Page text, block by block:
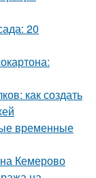
20
как создать
временные
Кемерово